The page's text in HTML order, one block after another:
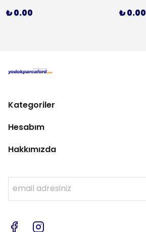
₺ 0.00 ₺ 0.00
Kategoriler
Hesabım
Hakkımızda